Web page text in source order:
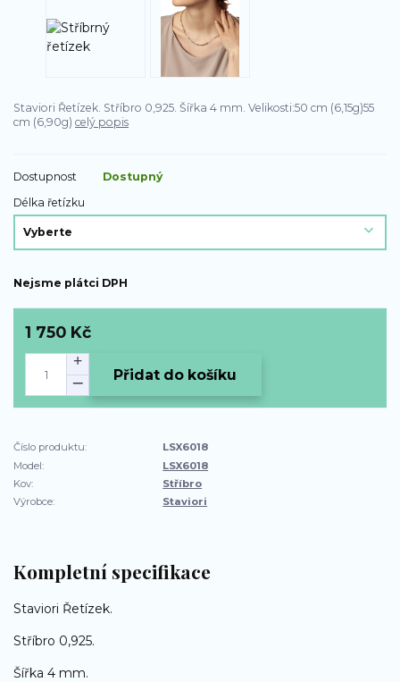
Staviori Řetízek. Stříbro 0,925. Šířka 4 mm. Velikosti:50 cm (6,15g)55
cm (6,90g) celý popis
Dostupnost
Dostupný
Délka řetízku
Nejsme plátci DPH
1 750 Kč
Přidat do košíku
Číslo produktu:
LSX6018
Model:
LSX6018
Kov:
Stříbro
Výrobce:
Staviori
Kompletní specifikace
Staviori Řetízek.
Stříbro 0,925.
Šířka 4 mm.